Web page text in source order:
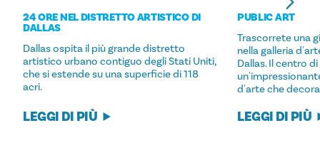
24 ORE NEL DISTRETTO ARTISTICO DI
DALLAS
Dallas ospita il più grande distretto
artistico urbano contiguo degli Stati Uniti,
che si estende su una superficie di 118
acri.
LEGGI DI PIÙ
PUBLIC ART
Trascorrete una
nella galleria
Dallas. Il centro
d'arte che
LEGGI DI PIÙ